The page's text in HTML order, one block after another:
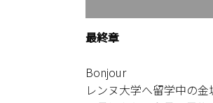
最終章
Bonjour
レンヌ大学へ留学中の金